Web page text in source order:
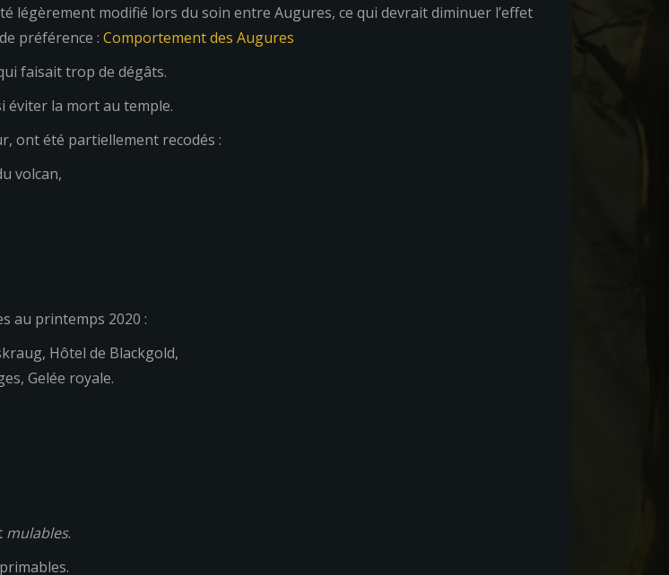
légèrement modifié lors du soin entre Augures, ce qui devrait diminuer l’effet
préférence : Comportement des Augures
faisait trop de dégâts.
éviter la mort au temple.
ont été partiellement recodés :
volcan,
au printemps 2020 :
Hôtel de Blackgold,
Gelée royale.
mulables.